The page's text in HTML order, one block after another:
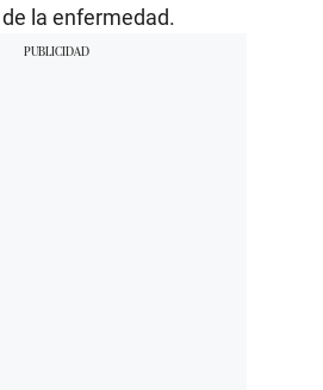
la enfermedad.